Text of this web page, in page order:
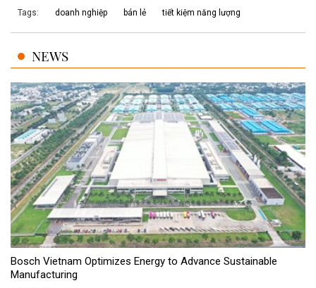
Tags: doanh nghiệp bán lẻ tiết kiệm năng lượng
NEWS
Bosch Vietnam Optimizes Energy to Advance Sustainable
Manufacturing